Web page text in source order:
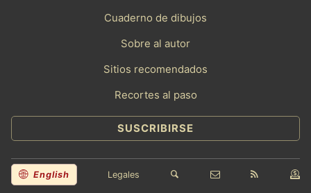
Cuaderno de dibujos
Sobre al autor
Sitios recomendados
Recortes al paso
SUSCRIBIRSE
English Legales